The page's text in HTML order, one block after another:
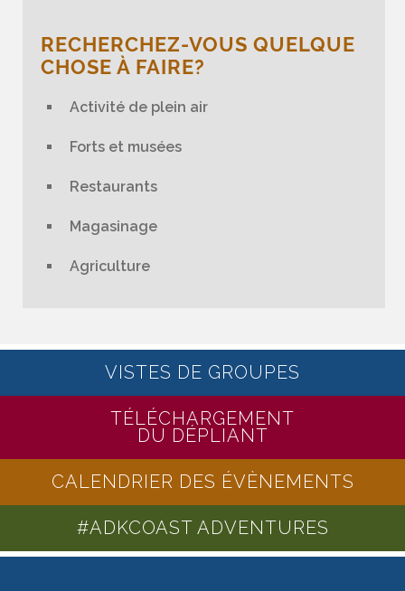
RECHERCHEZ-VOUS QUELQUE
CHOSE À FAIRE?
Activité de plein air
Forts et musées
Restaurants
Magasinage
Agriculture
VISTES DE GROUPES
TÉLÉCHARGEMENT
DU DÉPLIANT
CALENDRIER DES ÉVÈNEMENTS
#ADKCOAST ADVENTURES